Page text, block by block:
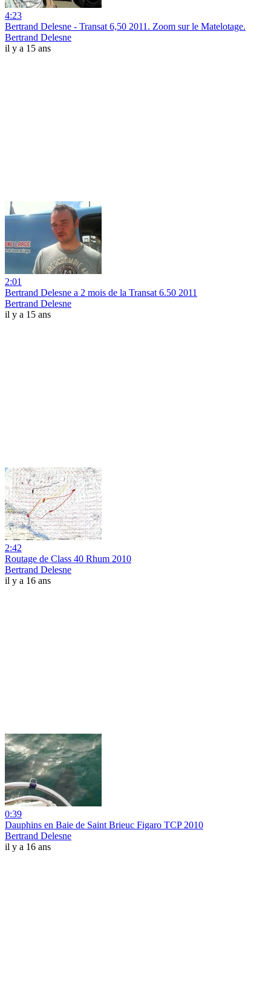
4:23
Bertrand Delesne - Transat 6,50 2011. Zoom sur le Matelotage.
Bertrand Delesne
il y a 15 ans
2:01
Bertrand Delesne a 2 mois de la Transat 6.50 2011
Bertrand Delesne
il y a 15 ans
2:42
Routage de Class 40 Rhum 2010
Bertrand Delesne
il y a 16 ans
0:39
Dauphins en Baie de Saint Brieuc Figaro TCP 2010
Bertrand Delesne
il y a 16 ans